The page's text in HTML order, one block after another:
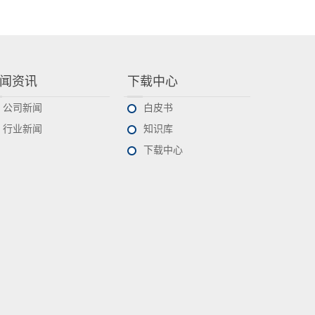
资讯
公司新闻
行业新闻
下载中心
白皮书
知识库
下载中心